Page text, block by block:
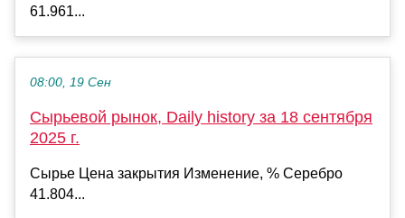
61.961...
08:00, 19 Сен
Сырьевой рынок, Daily history за 18 сентября
2025 г.
Сырье Цена закрытия Изменение, % Серебро
41.804...